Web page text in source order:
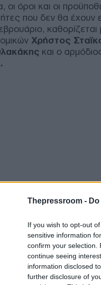
Thepressroom -
If you wish to opt-out
sensitive information
confirm your selection.
continue seeing
information disclosed
further disclosure of
οι όροι και οι
που δεν θα έχουν
Χρήστος
και ο